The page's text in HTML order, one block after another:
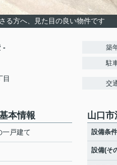
る方へ、見た目の良い物件です
-
目
築
駐
交
本情報
一戸建て
山口
設備条件
設備(そ